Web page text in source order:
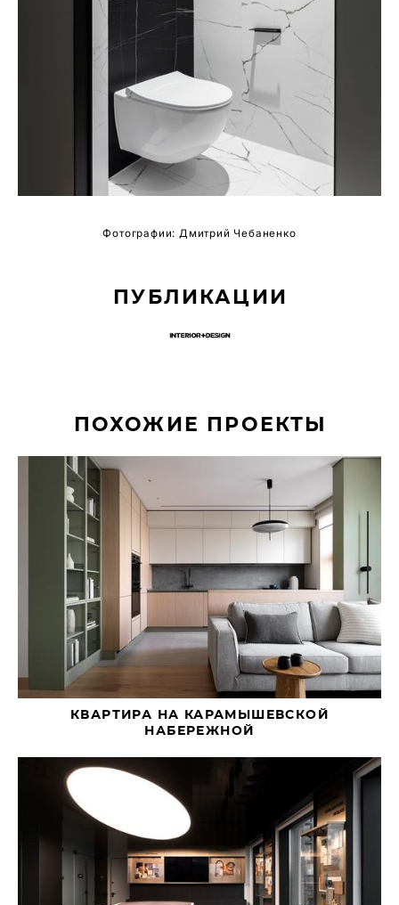
Фотографии: Дмитрий Чебаненко
ПУБЛИКАЦИИ
ПОХОЖИЕ ПРОЕКТЫ
КВАРТИРА НА КАРАМЫШЕВСКОЙ
НАБЕРЕЖНОЙ